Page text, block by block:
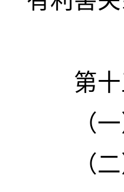
第十五
（一）
（二）